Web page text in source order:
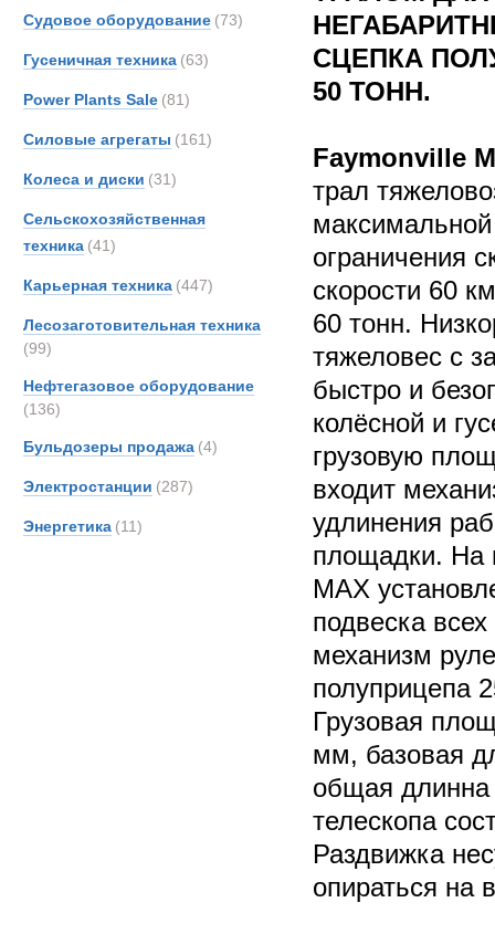
Судовое оборудование (73)
Гусеничная техника (63)
Power Plants Sale (81)
Силовые агрегаты (161)
Колеса и диски (31)
Сельскохозяйственная
техника (41)
Карьерная техника (447)
Лесозаготовительная техника
(99)
Нефтегазовое оборудование
(136)
Бульдозеры продажа (4)
Электростанции (287)
Энергетика (11)
СЦЕПКА
50 ТОНН.
Faymonville
трал
максимальной
ограничения
скорости 60
60 тонн.
тяжеловес с
быстро и
колёсной и
грузовую
входит
удлинения
площадки. На
MAX
подвеска
механизм
полуприцепа
Грузовая
мм, базовая
общая
телескопа
Раздвижка
опираться на